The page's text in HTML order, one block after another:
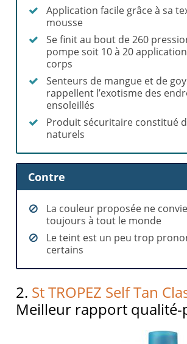
Application facile grâce à sa
mousse
Se finit au bout de 260
pompe soit 10 à 20
corps
Senteurs de mangue et de
rappellent l’exotisme des
ensoleillés
Produit sécuritaire constitué
naturels
Contre
La couleur proposée ne
toujours à tout le monde
Le teint est un peu trop
certains
2. St TROPEZ Self Tan
Meilleur rapport qualité-